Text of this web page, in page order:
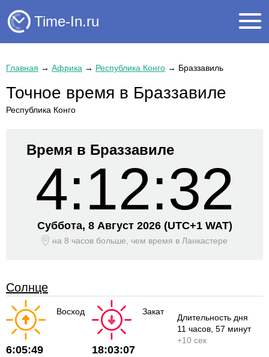
Time-In.ru
Главная → Африка → Республика Конго → Браззавиль
Точное время в Браззавиле
Республика Конго
Время в Браззавиле
4:12:32
Суббота, 8 Август 2026 (UTC+1 WAT)
на 8 часов больше, чем время в Ланкастере
Солнце
Восход
6:05:49
Закат
18:03:07
Длительность дня
11 часов , 57 минут
+10 сек